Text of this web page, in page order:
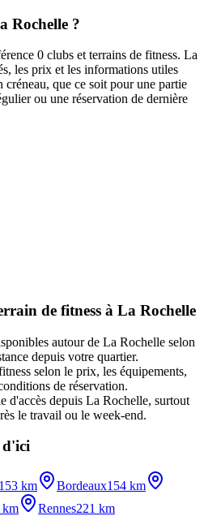
Rochelle ?
0 clubs et terrains de fitness. La
les prix et les informations utiles
que ce soit pour une partie
ou une réservation de dernière
de fitness à La Rochelle
autour de La Rochelle selon
depuis votre quartier.
selon le prix, les équipements,
de réservation.
d'accès depuis La Rochelle, surtout
le travail ou le week-end.
d'ici
153 km Bordeaux154 km
km Rennes221 km